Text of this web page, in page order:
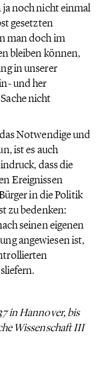
ja noch nicht einmal
gesetzten
man doch im
bleiben können,
in unserer
und her
nicht
Notwendige und
ist es auch
dass die
Ereignissen
in die Politik
zu bedenken:
seinen eigenen
angewiesen ist,
in Hannover, bis
Wissenschaft III